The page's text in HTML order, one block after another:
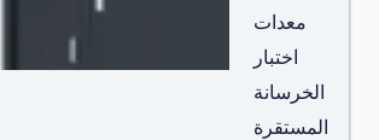
معدات
اختبار
الخرسانة
المستقرة